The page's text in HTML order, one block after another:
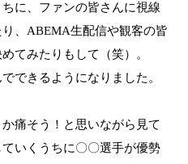
に、ファンの皆さんに視線
、ABEMA生配信や観客の皆
てみたりもして（笑）。
できるようになりました。
痛そう！と思いながら見て
いくうちに〇〇選手が優勢